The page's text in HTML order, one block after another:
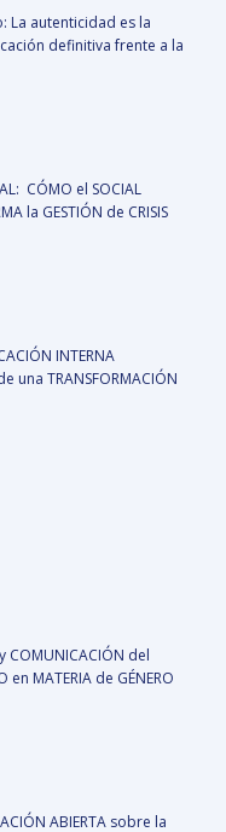
La autenticidad es la
definitiva frente a la
CÓMO el SOCIAL
la GESTIÓN de CRISIS
INTERNA
una TRANSFORMACIÓN
COMUNICACIÓN del
en MATERIA de GÉNERO
ABIERTA sobre la